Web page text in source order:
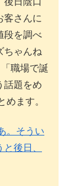
さんに
段を調べ
ちゃんね
職場で誕
話題をめ
めます。
。そうい
後日、